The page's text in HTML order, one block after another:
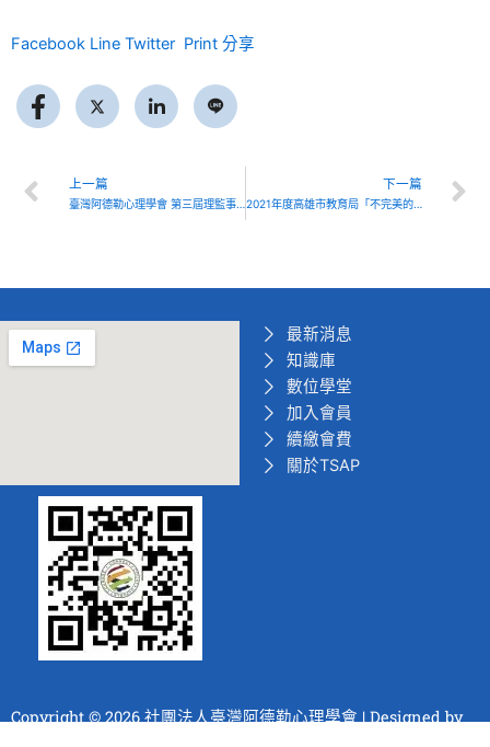
Facebook Line Twitter Print 分享
Prev
上一篇
臺灣阿德勒心理學會 第三屆理監事當選名單
下一篇
2021年度高雄市教育局「不完美的父母」成長團體暨青少年營隊
最新消息
知識庫
數位學堂
加入會員
續繳會費
關於TSAP
Copyright © 2026 社團法人臺灣阿德勒心理學會 | Designed by